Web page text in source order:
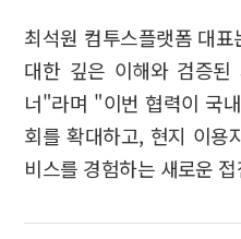
최석원 컴투스플랫폼 대
대한 깊은 이해와 검증
너"라며 "이번 협력이 국
회를 확대하고, 현지 이용
비스를 경험하는 새로운